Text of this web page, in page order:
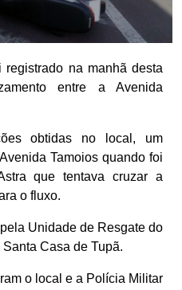
na manhã desta
entre a Avenida
obtidas no local, um
Tamoios quando foi
que tentava cruzar a
o fluxo.
Unidade de Resgate do
Casa de Tupã.
o local e a Polícia Militar